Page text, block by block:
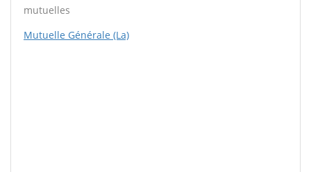
mutuelles
Mutuelle Générale (La)